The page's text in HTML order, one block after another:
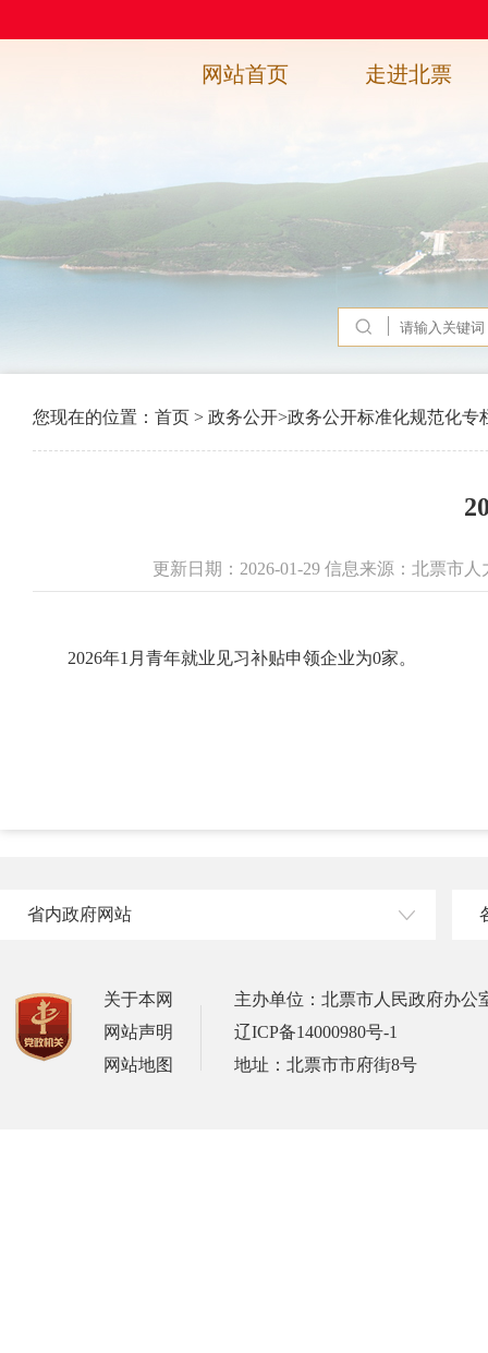
网站首页 走进北票
您现在的位置： 首页 > 政务公开>政务公开标准化规范化专
更新日期：2026-01-29 信息来源：北票市
2026年1月青年就业见习补贴申领企业为0家。
省内政府网站
关于本网
网站声明
网站地图
主办单位：北票市人民政府办公
辽ICP备14000980号-1
地址：北票市市府街8号